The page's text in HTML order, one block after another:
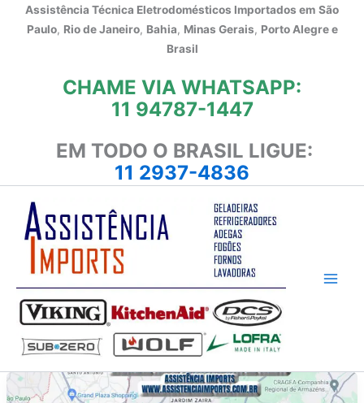
Assistência Técnica Eletrodomésticos Importados em São
Paulo, Rio de Janeiro, Bahia, Minas Gerais, Porto Alegre e
Brasil
CHAME VIA WHATSAPP:
11 94787-1447
EM TODO O BRASIL LIGUE:
11 2937-4836